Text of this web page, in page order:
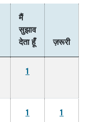
मैं
सुझाव
देता हूँ
ज़रूरी
1
1 1